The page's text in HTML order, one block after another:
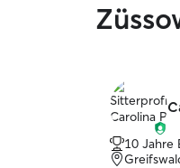
10 Jahre